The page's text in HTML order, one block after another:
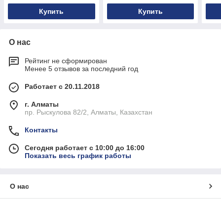
Купить Купить
О нас
Рейтинг не сформирован
Менее 5 отзывов за последний год
Работает с 20.11.2018
г. Алматы
пр. Рыскулова 82/2, Алматы, Казахстан
Контакты
Сегодня работает с 10:00 до 16:00
Показать весь график работы
О нас